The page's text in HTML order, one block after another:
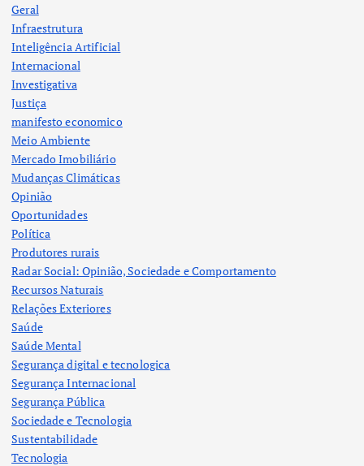
Geral
Infraestrutura
Inteligência Artificial
Internacional
Investigativa
Justiça
manifesto economico
Meio Ambiente
Mercado Imobiliário
Mudanças Climáticas
Opinião
Oportunidades
Política
Produtores rurais
Radar Social: Opinião, Sociedade e Comportamento
Recursos Naturais
Relações Exteriores
Saúde
Saúde Mental
Segurança digital e tecnologica
Segurança Internacional
Segurança Pública
Sociedade e Tecnologia
Sustentabilidade
Tecnologia